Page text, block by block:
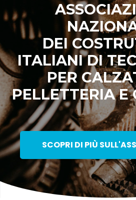
DEI
ITALIANI DI
PER
PELLETTERIA E
SCOPRI DI PIÙ